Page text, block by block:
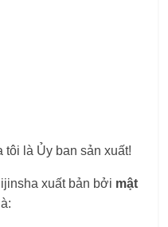
là Ủy ban sản xuất!
xuất bản bởi mật